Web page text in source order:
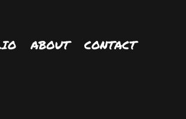
ABOUT CONTACT